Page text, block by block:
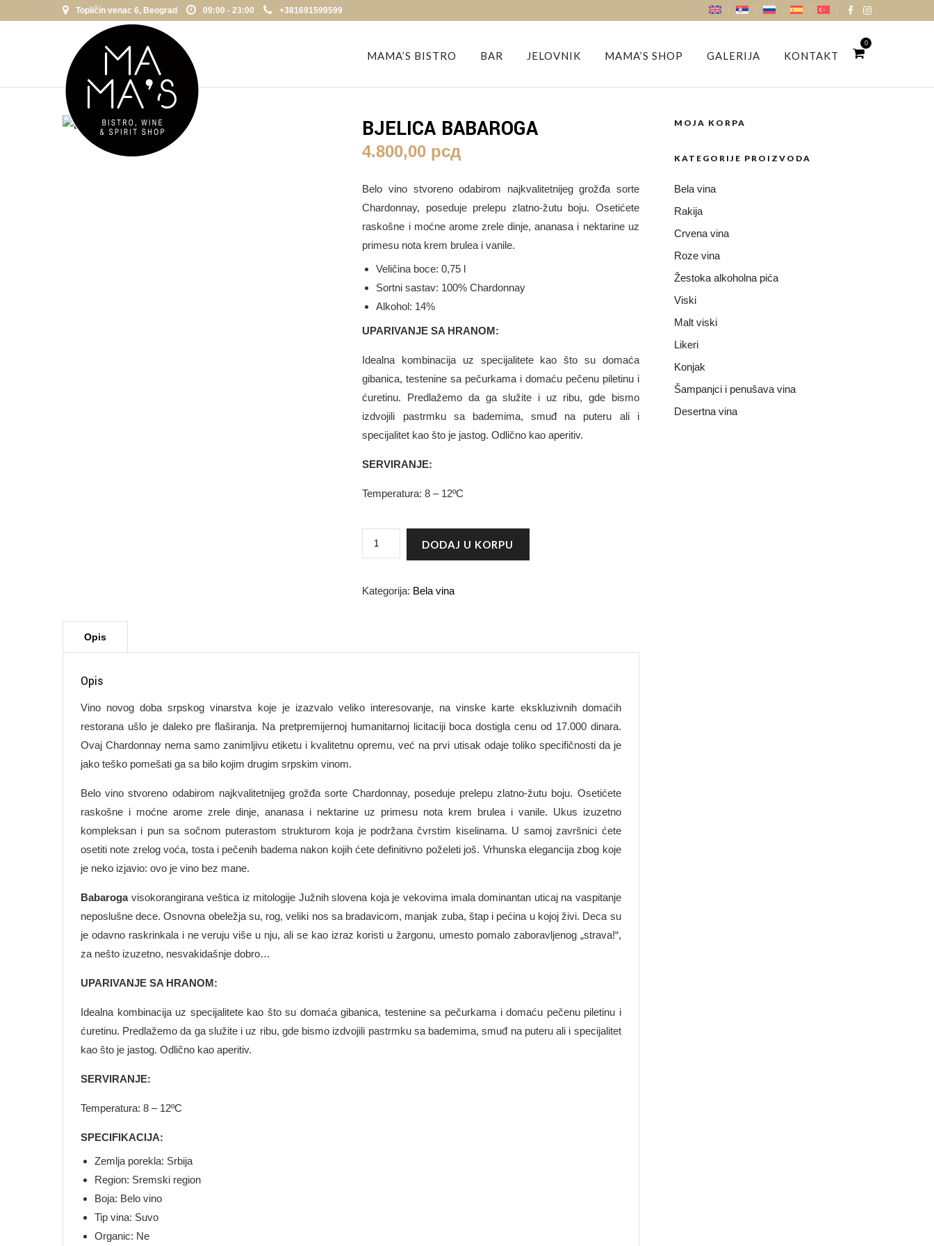
Topličin venac 6, Beograd 09:00 - 23:00 +381691599599
0
MAMA’S BISTRO BAR JELOVNIK MAMA’S SHOP GALERIJA KONTAKT
BJELICA BABAROGA
4.800,00 рсд
Belo vino stvoreno odabirom najkvalitetnijeg grožđa sorte
Chardonnay, poseduje prelepu zlatno-žutu boju. Osetićete
raskošne i moćne arome zrele dinje, ananasa i nektarine uz
primesu nota krem brulea i vanile.
Veličina boce: 0,75 l
Sortni sastav: 100% Chardonnay
Alkohol: 14%
UPARIVANJE SA HRANOM:
Idealna kombinacija uz specijalitete kao što su domaća
gibanica, testenine sa pečurkama i domaću pečenu piletinu i
ćuretinu. Predlažemo da ga služite i uz ribu, gde bismo
izdvojili pastrmku sa bademima, smuđ na puteru ali i
specijalitet kao što je jastog. Odlično kao aperitiv.
SERVIRANJE:
Temperatura: 8 – 12ºC
DODAJ U KORPU
Kategorija: Bela vina
Opis
Vino novog doba srpskog vinarstva koje je izazvalo veliko interesovanje, na vinske karte ekskluzivnih domaćih
restorana ušlo je daleko pre flaširanja. Na pretpremijernoj humanitarnoj licitaciji boca dostigla cenu od 17.000 dinara.
Ovaj Chardonnay nema samo zanimljivu etiketu i kvalitetnu opremu, već na prvi utisak odaje toliko specifičnosti da je
jako teško pomešati ga sa bilo kojim drugim srpskim vinom.
Belo vino stvoreno odabirom najkvalitetnijeg grožđa sorte Chardonnay, poseduje prelepu zlatno-žutu boju. Osetićete
raskošne i moćne arome zrele dinje, ananasa i nektarine uz primesu nota krem brulea i vanile. Ukus izuzetno
kompleksan i pun sa sočnom puterastom strukturom koja je podržana čvrstim kiselinama. U samoj završnici ćete
osetiti note zrelog voća, tosta i pečenih badema nakon kojih ćete definitivno poželeti još. Vrhunska elegancija zbog koje
je neko izjavio: ovo je vino bez mane.
Babarogavisokorangirana veštica iz mitologije Južnih slovena koja je vekovima imala dominantan uticaj na vaspitanje
neposlušne dece. Osnovna obeležja su, rog, veliki nos sa bradavicom, manjak zuba, štap i pećina u kojoj živi. Deca su
je odavno raskrinkala i ne veruju više u nju, ali se kao izraz koristi u žargonu, umesto pomalo zaboravljenog „strava!“,
za nešto izuzetno, nesvakidašnje dobro…
UPARIVANJE SA HRANOM:
Idealna kombinacija uz specijalitete kao što su domaća gibanica, testenine sa pečurkama i domaću pečenu piletinu i
ćuretinu. Predlažemo da ga služite i uz ribu, gde bismo izdvojili pastrmku sa bademima, smuđ na puteru ali i specijalitet
kao što je jastog. Odlično kao aperitiv.
SERVIRANJE:
Temperatura: 8 – 12ºC
SPECIFIKACIJA:
Zemlja porekla: Srbija
Region: Sremski region
Boja: Belo vino
Tip vina: Suvo
Organic: Ne
MOJA KORPA
KATEGORIJE PROIZVODA
Bela vina
Rakija
Crvena vina
Roze vina
Žestoka alkoholna pića
Viski
Malt viski
Likeri
Konjak
Šampanjci i penušava vina
Desertna vina